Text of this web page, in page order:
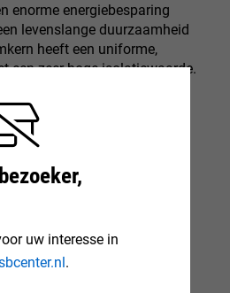
enorme energiebesparing
levenslange duurzaamheid
heeft een uniforme,
een zeer hoge isolatiewaarde.
m.K
groef
uw interesse in
.